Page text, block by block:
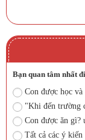
Bạn quan tâm nhất
Con được học
"Khi đến trường
Con được ăn gì?
Tất cả các ý kiến